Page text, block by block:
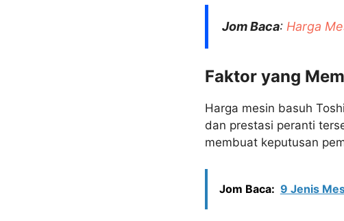
Jom Baca: Harga
Faktor yang
Harga mesin basuh
dan prestasi peranti
membuat keputusan
Jom Baca: 9 Jenis